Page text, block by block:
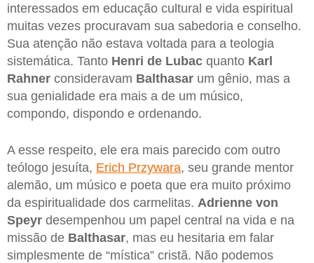
interessados em educação cultural e vida espiritual
muitas vezes procuravam sua sabedoria e conselho.
Sua atenção não estava voltada para a teologia
sistemática. Tanto Henri de Lubac quanto Karl
Rahner consideravam Balthasar um gênio, mas a
sua genialidade era mais a de um músico,
compondo, dispondo e ordenando.
A esse respeito, ele era mais parecido com outro
teólogo jesuíta, Erich Przywara, seu grande mentor
alemão, um músico e poeta que era muito próximo
da espiritualidade dos carmelitas. Adrienne von
Speyr desempenhou um papel central na vida e na
missão de Balthasar, mas eu hesitaria em falar
simplesmente de “mística” cristã. Não podemos